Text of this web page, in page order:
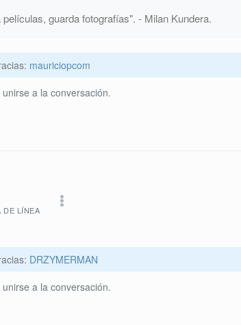
guarda fotografías". - Milan Kundera.
mauriciopcom
a la conversación.
DE LÍNEA
DRZYMERMAN
a la conversación.